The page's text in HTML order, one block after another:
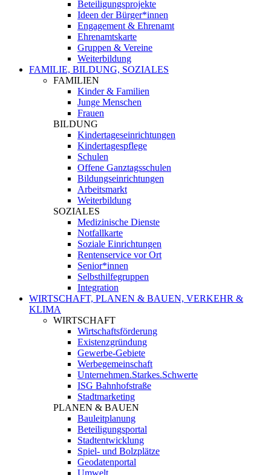
Beteiligungsprojekte
Ideen der Bürger*innen
Engagement & Ehrenamt
Ehrenamtskarte
Gruppen & Vereine
Weiterbildung
FAMILIE, BILDUNG, SOZIALES
FAMILIEN
Kinder & Familien
Junge Menschen
Frauen
BILDUNG
Kindertageseinrichtungen
Kindertagespflege
Schulen
Offene Ganztagsschulen
Bildungseinrichtungen
Arbeitsmarkt
Weiterbildung
SOZIALES
Medizinische Dienste
Notfallkarte
Soziale Einrichtungen
Rentenservice vor Ort
Senior*innen
Selbsthilfegruppen
Integration
WIRTSCHAFT, PLANEN & BAUEN, VERKEHR &
KLIMA
WIRTSCHAFT
Wirtschaftsförderung
Existenzgründung
Gewerbe-Gebiete
Werbegemeinschaft
Unternehmen.Starkes.Schwerte
ISG Bahnhofstraße
Stadtmarketing
PLANEN & BAUEN
Bauleitplanung
Beteiligungsportal
Stadtentwicklung
Spiel- und Bolzplätze
Geodatenportal